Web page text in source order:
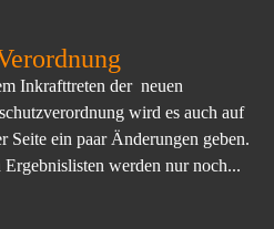
Inkrafttreten der neuen
wird es auch auf
Seite ein paar Änderungen geben.
Ergebnislisten werden nur noch...